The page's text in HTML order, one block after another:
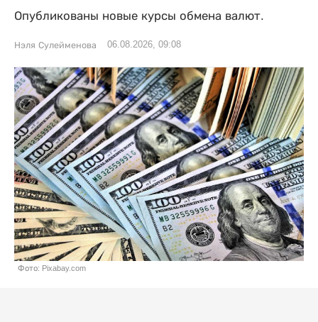
Опубликованы новые курсы обмена валют.
Нэля Сулейменова 06.08.2026, 09:08
Фото: Pixabay.com